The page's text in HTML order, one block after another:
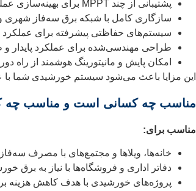
پشتیبانی از چند MPPT برای بهینه‌سازی عملکرد آرایش پنل‌ها
سازگاری کامل با شبکه برق سه‌فاز
سیستم‌های حفاظتی پیشرفته برای عملکرد
طراحی مهندسی‌شده برای عملکرد پایدار
امکان پایش و مانیتورینگ هوشمند از راه دور
این مزایا باعث می‌شود سیستم خورشیدی شما با
مناسب چه کسانی است و مناسب چه
مناسب برای:
خانه‌ها، ویلاها و مجتمع‌های با مصرف سه‌فاز تا حدود
دفاتر اداری و فروشگاه‌ها با نیاز به برق
پروژه‌های خورشیدی با هدف کاهش هزینه